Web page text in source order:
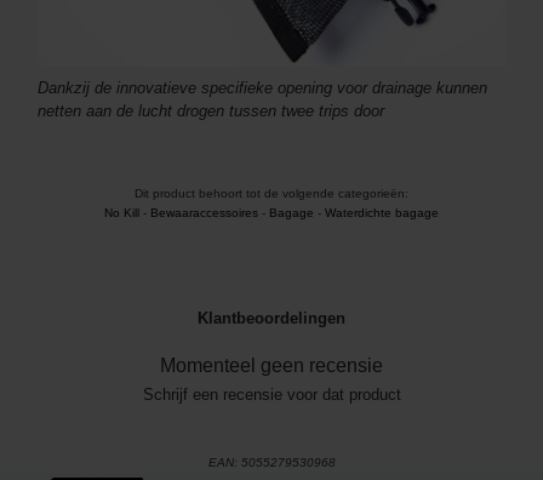
Dankzij de innovatieve specifieke opening voor drainage kunnen
netten aan de lucht drogen tussen twee trips door
Dit product behoort tot de volgende categorieën:
No Kill - Bewaaraccessoires - Bagage - Waterdichte bagage
Klantbeoordelingen
Momenteel geen recensie
Schrijf een recensie voor dat product
EAN: 5055279530968